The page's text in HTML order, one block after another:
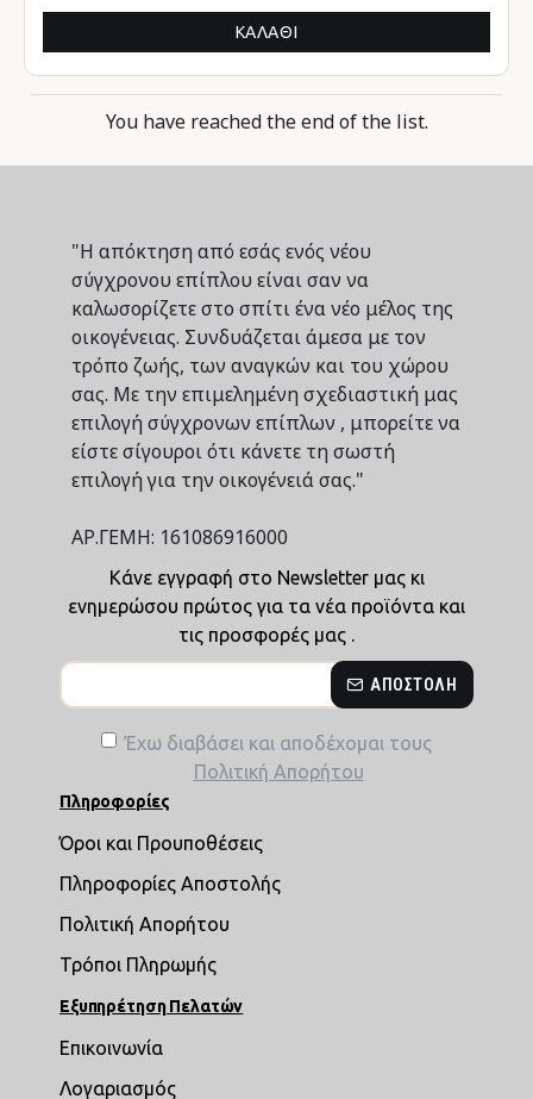
ΚΑΛΆΘΙ
You have reached the end of the list.
"Η απόκτηση από εσάς ενός νέου
σύγχρονου επίπλου είναι σαν να
καλωσορίζετε στο σπίτι ένα νέο μέλος της
οικογένειας. Συνδυάζεται άμεσα με τον
τρόπο ζωής, των αναγκών και του χώρου
σας. Με την επιμελημένη σχεδιαστική μας
επιλογή σύγχρονων επίπλων , μπορείτε να
είστε σίγουροι ότι κάνετε τη σωστή
επιλογή για την οικογένειά σας."
ΑΡ.ΓΕΜΗ: 161086916000
Κάνε εγγραφή στο Newsletter μας κι
ενημερώσου πρώτος για τα νέα προϊόντα και
τις προσφορές μας .
ΑΠΟΣΤΟΛΉ
Έχω διαβάσει και αποδέχομαι τους
Πολιτική Απορήτου
Πληροφορίες
Όροι και Προυποθέσεις
Πληροφορίες Αποστολής
Πολιτική Απορήτου
Τρόποι Πληρωμής
Εξυπηρέτηση Πελατών
Επικοινωνία
Λογαριασμός